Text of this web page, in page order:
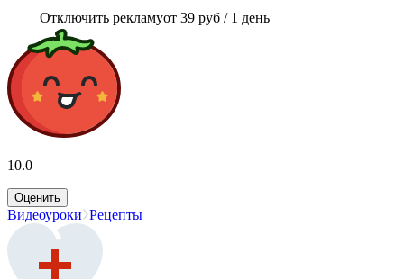
Отключить рекламуот 39 руб / 1 день
10.0
Оценить
Видеоуроки Рецепты